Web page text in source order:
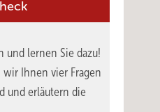
und lernen Sie dazu!
Ihnen vier Fragen
und erläutern die